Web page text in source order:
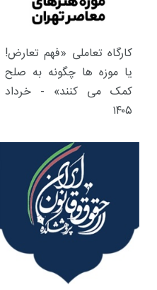
تعاملی «فهم تعارض!
ها چگونه به صلح
کنند» - خرداد